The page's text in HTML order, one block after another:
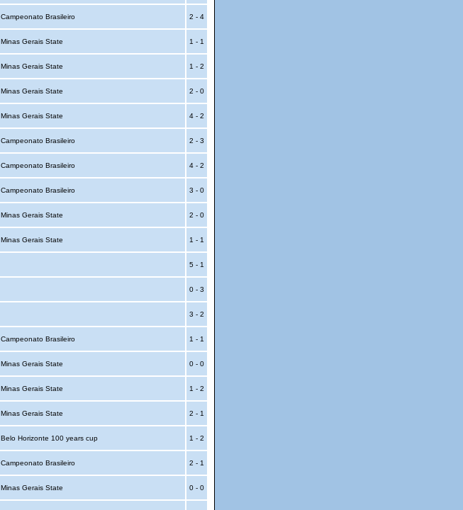
Campeonato Brasileiro 2 - 4
Minas Gerais State 1 - 1
Minas Gerais State 1 - 2
Minas Gerais State 2 - 0
Minas Gerais State 4 - 2
Campeonato Brasileiro 2 - 3
Campeonato Brasileiro 4 - 2
Campeonato Brasileiro 3 - 0
Minas Gerais State 2 - 0
Minas Gerais State 1 - 1
5 - 1
0 - 3
3 - 2
Campeonato Brasileiro 1 - 1
Minas Gerais State 0 - 0
Minas Gerais State 1 - 2
Minas Gerais State 2 - 1
Belo Horizonte 100 years cup 1 - 2
Campeonato Brasileiro 2 - 1
Minas Gerais State 0 - 0